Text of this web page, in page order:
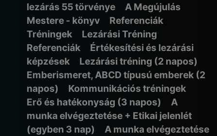
lezárás 55 törvénye
A Megújulás
Mestere - könyv
Referenciák
Tréningek
Lezárási Tréning
Referenciák
Értékesítési és lezárási
képzések
Lezárási tréning (2 napos)
Emberismeret, ABCD típusú emberek (2
napos)
Kommunikációs tréningek
Erő és hatékonyság (3 napos)
A
munka elvégeztetése + Etikai jelenlét
(egyben 3 nap)
A munka elvégeztetése